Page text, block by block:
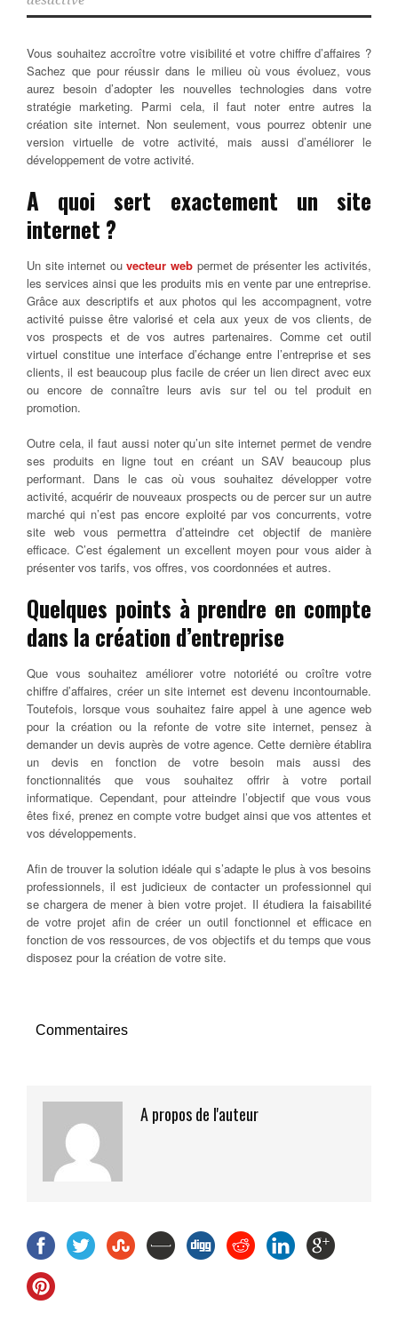
Vous souhaitez accroître votre visibilité et votre chiffre d’affaires ?
Sachez que pour réussir dans le milieu où vous évoluez, vous
aurez besoin d’adopter les nouvelles technologies dans votre
stratégie marketing. Parmi cela, il faut noter entre autres la
création site internet. Non seulement, vous pourrez obtenir une
version virtuelle de votre activité, mais aussi d’améliorer le
développement de votre activité.
A quoi sert exactement un site
internet ?
Un site internet ouvecteur web permet de présenter les activités,
les services ainsi que les produits mis en vente par une entreprise.
Grâce aux descriptifs et aux photos qui les accompagnent, votre
activité puisse être valorisé et cela aux yeux de vos clients, de
vos prospects et de vos autres partenaires. Comme cet outil
virtuel constitue une interface d’échange entre l’entreprise et ses
clients, il est beaucoup plus facile de créer un lien direct avec eux
ou encore de connaître leurs avis sur tel ou tel produit en
promotion.
Outre cela, il faut aussi noter qu’un site internet permet de vendre
ses produits en ligne tout en créant un SAV beaucoup plus
performant. Dans le cas où vous souhaitez développer votre
activité, acquérir de nouveaux prospects ou de percer sur un autre
marché qui n’est pas encore exploité par vos concurrents, votre
site web vous permettra d’atteindre cet objectif de manière
efficace. C’est également un excellent moyen pour vous aider à
présenter vos tarifs, vos offres, vos coordonnées et autres.
Quelques points à prendre en compte
dans la création d’entreprise
Que vous souhaitez améliorer votre notoriété ou croître votre
chiffre d’affaires, créer un site internet est devenu incontournable.
Toutefois, lorsque vous souhaitez faire appel à une agence web
pour la création ou la refonte de votre site internet, pensez à
demander un devis auprès de votre agence. Cette dernière établira
un devis en fonction de votre besoin mais aussi des
fonctionnalités que vous souhaitez offrir à votre portail
informatique. Cependant, pour atteindre l’objectif que vous vous
êtes fixé, prenez en compte votre budget ainsi que vos attentes et
vos développements.
Afin de trouver la solution idéale qui s’adapte le plus à vos besoins
professionnels, il est judicieux de contacter un professionnel qui
se chargera de mener à bien votre projet. Il étudiera la faisabilité
de votre projet afin de créer un outil fonctionnel et efficace en
fonction de vos ressources, de vos objectifs et du temps que vous
disposez pour la création de votre site.
Commentaires
A propos de l'auteur